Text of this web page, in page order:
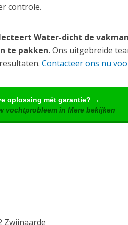
controle.
Water-dicht de
te pakken.Ons uitgebreide
Contacteer ons nu
oplossing mét garantie? →
vochtprobleem in Mere bekijken
Zwijnaarde